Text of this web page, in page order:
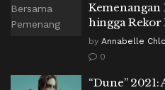
Kemenangan
hingga Rekor
by Annabelle
0
“Dune” 2021: